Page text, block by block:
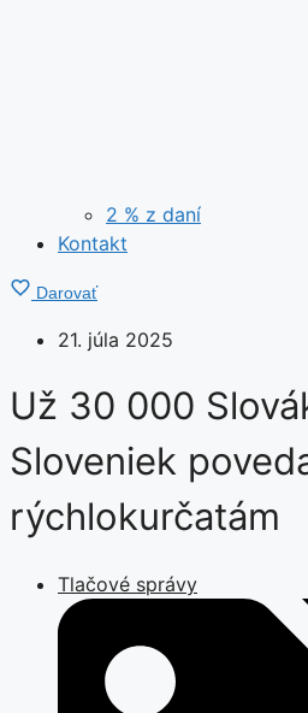
2 % z daní
Kontakt
Darovať
21. júla 2025
Už 30 000
Sloveniek
rýchlokurčatám
Tlačové správy